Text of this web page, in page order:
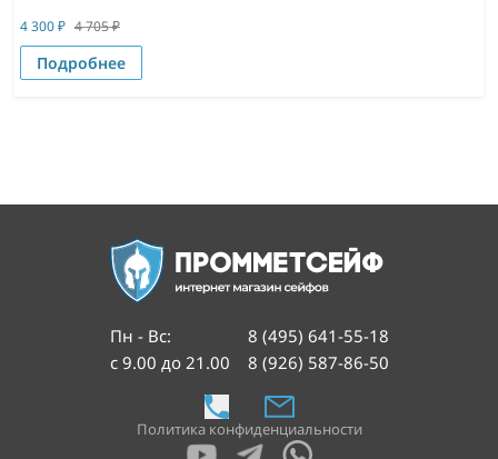
4 300₽ 4 705₽
Подробнее
Пн - Вс:
с 9.00 до 21.00
8 (495) 641-55-18
8 (926) 587-86-50
Политика конфиденциальности